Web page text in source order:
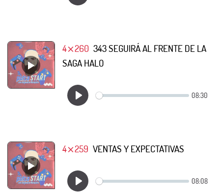
4⨯260 343 SEGUIRÁ AL FRENTE DE LA
SAGA HALO
4⨯259 VENTAS Y EXPECTATIVAS